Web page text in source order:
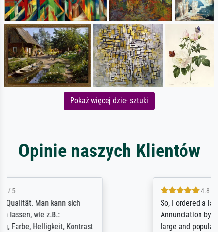
Pokaż więcej dzieł sztuki
Opinie naszych Klientów
So, I ordered a large print of The
Annunciation by Fra Angelico from a very
large and popular American "art/poster"